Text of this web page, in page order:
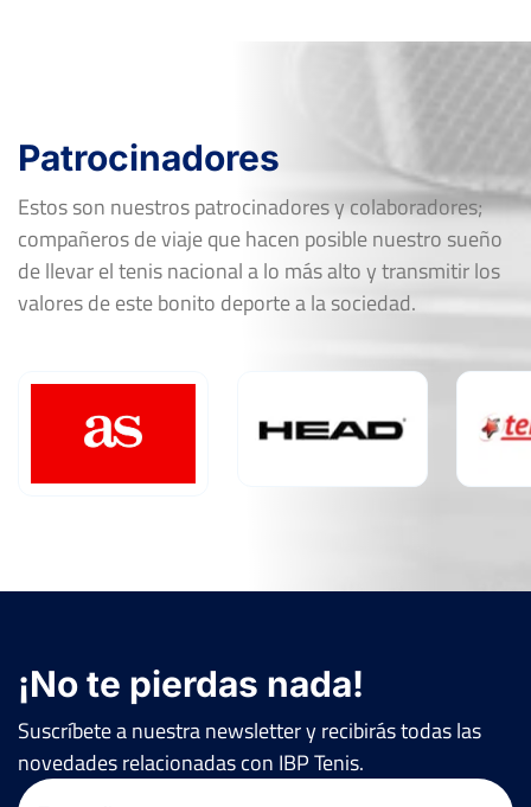
Patrocinadores
Estos son nuestros patrocinadores y colaboradores;
compañeros de viaje que hacen posible nuestro sueño
de llevar el tenis nacional a lo más alto y transmitir los
valores de este bonito deporte a la sociedad.
¡No te pierdas nada!
Suscríbete a nuestra newsletter y recibirás todas las
novedades relacionadas con IBP Tenis.
Email